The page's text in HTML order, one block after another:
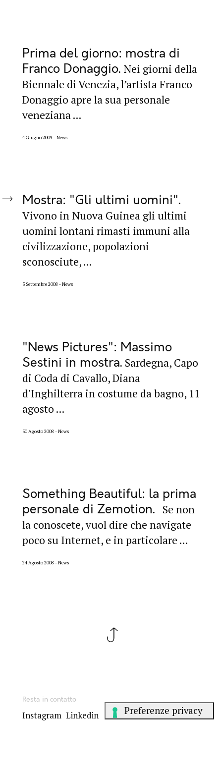
Prima del giorno: mostra di
Franco Donaggio Nei giorni della
Biennale di Venezia, l’artista Franco
Donaggio apre la sua personale
veneziana ...
4 Giugno 2009 News
Mostra: "Gli ultimi uomini"
Vivono in Nuova Guinea gli ultimi
uomini lontani rimasti immuni alla
civilizzazione, popolazioni
sconosciute, ...
5 Settembre 2008 News
"News Pictures": Massimo
Sestini in mostra Sardegna, Capo
di Coda di Cavallo, Diana
d'Inghilterra in costume da bagno, 11
agosto ...
30 Agosto 2008 News
Something Beautiful: la prima
personale di Zemotion
Se non
la conoscete, vuol dire che navigate
poco su Internet, e in particolare ...
24 Agosto 2008 News
Resta in contatto
Instagram Linkedin